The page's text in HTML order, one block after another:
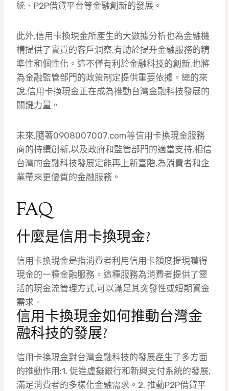
統、P2P借貸平台等金融創新的發展。
此外,信用卡換現金所產生的大數據分析也為金融機
構提供了寶貴的客戶洞察,有助於提升金融服務的精
準性和個性化。這不僅有利於金融科技的創新,也將
為金融監管部門的政策制定提供重要依據。總的來
說,信用卡換現金正在成為推動台灣金融科技發展的
關鍵力量。
未來,隨著0908007007.com等信用卡換現金服務
商的持續創新,以及政府和監管部門的適當支持,相信
台灣的金融科技發展定能再上新臺階,為消費者和企
業帶來更優質的金融服務。
FAQ
什麼是信用卡換現金?
信用卡換現金是指消費者利用信用卡額度提現獲得
現金的一種金融服務。這種服務為消費者提供了靈
活的現金流管理方式,可以滿足其突發性或短期資金
需求。
信用卡換現金如何推動台灣金
融科技的發展?
信用卡換現金對台灣金融科技的發展產生了多方面
的推動作用:1. 促進虛擬銀行和新興支付系統的發展,
滿足消費者的多樣化金融需求。2. 推動P2P借貸平